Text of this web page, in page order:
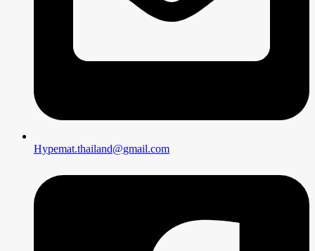
Hypemat.thailand@gmail.com